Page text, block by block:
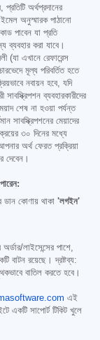
অর্থপ্রদানের
অনুস্মারক পাঠানো
পাবেন যা প্রতি
ব্যবহার করা যাবে।
(যা এখানে রেফারেন্স
মূল্য পরিবর্তিত হতে
নবায়ন হবে, যদি
ব্যবহারকারীদের
শেষ না হওয়া পর্যন্ত
সাবস্ক্রিপশনের মেয়াদের
৩০ দিনের মধ্যে
অর্থ ফেরত প্রক্রিয়া
দেবেন।
কোণায় থাকা 'লগইন'
লাইসেন্সের পাশে,
বাটন রয়েছে। দ্রষ্টব্য:
বাতিল করতে হবে।
এই
একটি সাপোর্ট টিকিট খুলে